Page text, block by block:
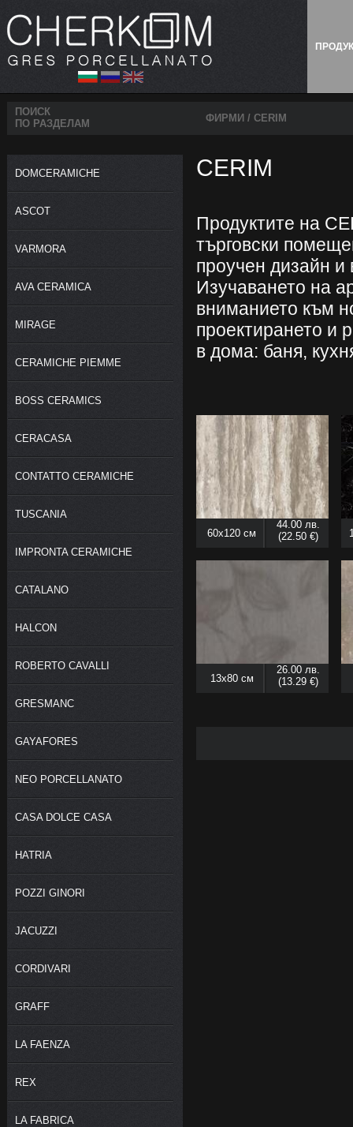
ПОИСК
ПО РАЗДЕЛАМ
ФИРМИ / CERIM
DOMCERAMICHE
ASCOT
VARMORA
AVA CERAMICA
MIRAGE
CERAMICHE PIEMME
BOSS CERAMICS
CERACASA
CONTATTO CERAMICHE
TUSCANIA
IMPRONTA CERAMICHE
CATALANO
HALCON
ROBERTO CAVALLI
GRESMANC
GAYAFORES
NEO PORCELLANATO
CASA DOLCE CASA
HATRIA
POZZI GINORI
JACUZZI
CORDIVARI
GRAFF
LA FAENZA
REX
LA FABRICA
CERIM
Продуктите на
търговски
проучен дизайн и
Изучаването на
вниманието към
проектирането и
в дома: баня,
60x120 см
44.00 лв.
(22.50 €)
13x80 см
26.00 лв.
(13.29 €)